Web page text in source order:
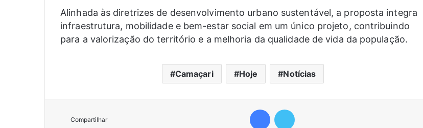
Alinhada às diretrizes de desenvolvimento urbano sustentável, a proposta integra
infraestrutura, mobilidade e bem-estar social em um único projeto, contribuindo
para a valorização do território e a melhoria da qualidade de vida da população.
Camaçari Hoje Notícias
Compartilhar
Facebook